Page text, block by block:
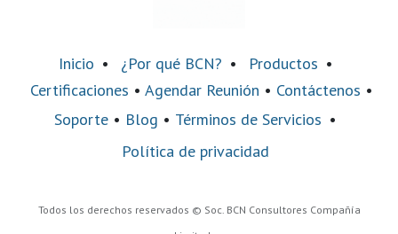
Inicio • ¿Por qué BCN? • Productos •
Certificaciones • Agendar Reunión • Contáctenos •
Soporte • Blog • Términos de Servicios •
Política de privacidad
Todos los derechos reservados © Soc. BCN Consultores Compañía